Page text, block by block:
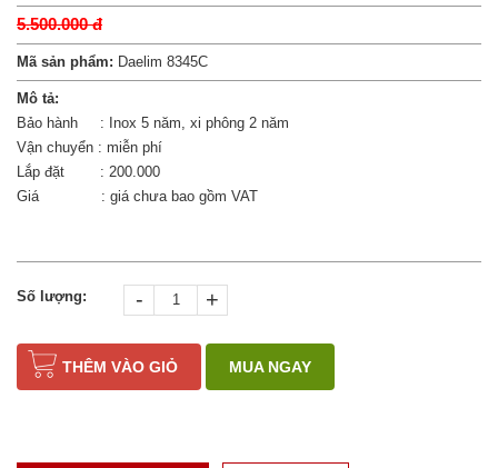
5.500.000 đ
Mã sản phẩm: Daelim 8345C
Mô tả:
Bảo hành : Inox 5 năm, xi phông 2 năm
Vận chuyển : miễn phí
Lắp đặt : 200.000
Giá : giá chưa bao gồm VAT
Số lượng: - +
THÊM VÀO GIỎ MUA NGAY